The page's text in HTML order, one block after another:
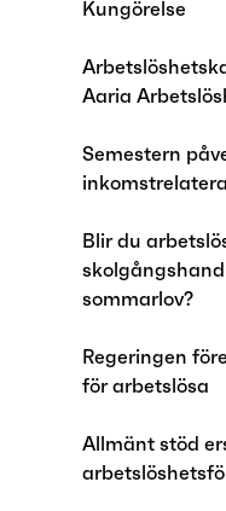
Kungörelse
Aaria
Semestern
Blir du
sommarlov?
Regeringen
för arbetslösa
Allmänt stöd